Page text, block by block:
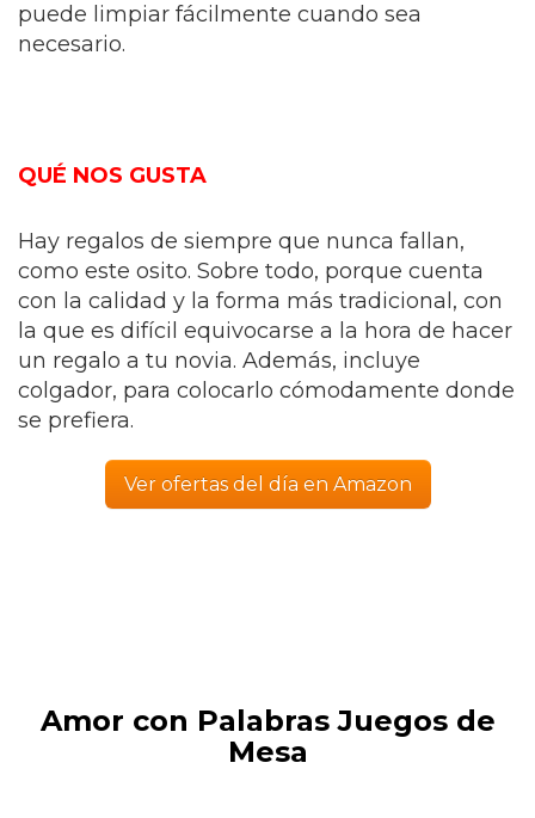
puede limpiar fácilmente cuando sea
necesario.
QUÉ NOS GUSTA
Hay regalos de siempre que nunca fallan,
como este osito. Sobre todo, porque cuenta
con la calidad y la forma más tradicional, con
la que es difícil equivocarse a la hora de hacer
un regalo a tu novia. Además, incluye
colgador, para colocarlo cómodamente donde
se prefiera.
Ver ofertas del día en Amazon
Amor con Palabras Juegos de
Mesa